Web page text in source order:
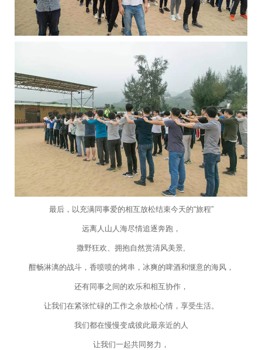
最后，以充满同事爱的相互放松结束今天的“旅程”
远离人山人海尽情追逐奔跑，
撒野狂欢、拥抱自然赏清风美景,
酣畅淋漓的战斗，香喷喷的烤串，冰爽的啤酒和惬意的海风，
还有同事之间的欢乐和相互协作，
让我们在紧张忙碌的工作之余放松心情，享受生活。
我们都在慢慢变成彼此最亲近的人
让我们一起共同努力，